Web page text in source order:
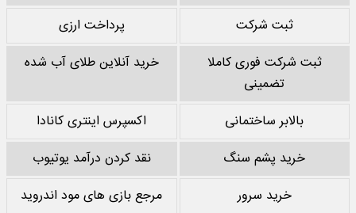
ثبت شرکت
پرداخت ارزی
ثبت شرکت فوری کاملا
تضمینی
خرید آنلاین طلای آب شده
بالابر ساختمانی
اکسپرس اینتری کانادا
خرید پشم سنگ
نقد کردن درآمد یوتیوب
خرید سرور
مرجع بازی های مود اندروید